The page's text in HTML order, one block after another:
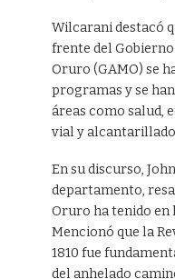
Wilcarani destacó
frente del
Oruro (GAMO) se
programas y se
áreas como salud,
vial y
En su discurso,
departamento,
Oruro ha tenido en
Mencionó que la
1810 fue
del anhelado